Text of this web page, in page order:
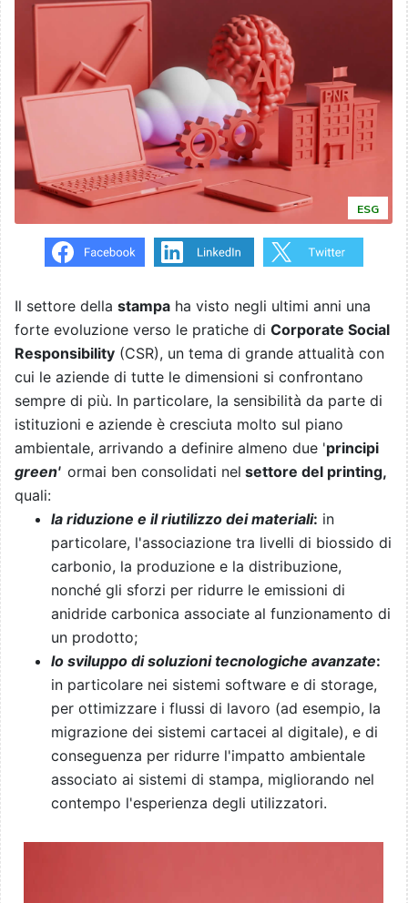
ESG
Il settore della stampa ha visto negli ultimi anni una
forte evoluzione verso le pratiche di Corporate Social
Responsibility (CSR), un tema di grande attualità con
cui le aziende di tutte le dimensioni si confrontano
sempre di più. In particolare, la sensibilità da parte di
istituzioni e aziende è cresciuta molto sul piano
ambientale, arrivando a definire almeno due 'principi
green' ormai ben consolidati nel settore del printing,
quali:
la riduzione e il riutilizzo dei materiali: in
particolare, l'associazione tra livelli di biossido di
carbonio, la produzione e la distribuzione,
nonché gli sforzi per ridurre le emissioni di
anidride carbonica associate al funzionamento di
un prodotto;
lo sviluppo di soluzioni tecnologiche avanzate:
in particolare nei sistemi software e di storage,
per ottimizzare i flussi di lavoro (ad esempio, la
migrazione dei sistemi cartacei al digitale), e di
conseguenza per ridurre l'impatto ambientale
associato ai sistemi di stampa, migliorando nel
contempo l'esperienza degli utilizzatori.